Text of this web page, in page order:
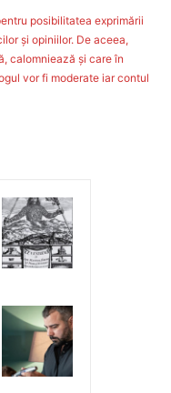
posibilitatea exprimării
şi opiniilor. De aceea,
calomniează şi care în
vor fi moderate iar contul